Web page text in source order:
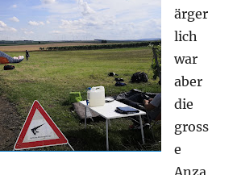
ärger
lich
war
aber
die
gross
e
Anza